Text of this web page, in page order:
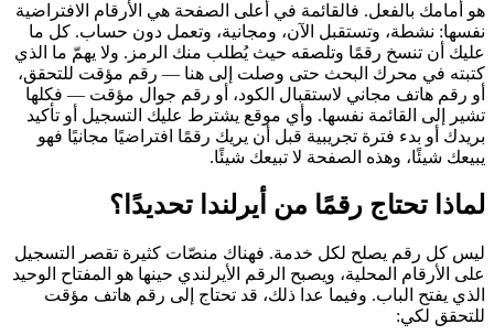
هو أمامك بالفعل. فالقائمة في أعلى الصفحة هي الأرقام الافتراضية
نفسها: نشطة، وتستقبل الآن، ومجانية، وتعمل دون حساب. كل ما
عليك أن تنسخ رقمًا وتلصقه حيث يُطلب منك الرمز. ولا يهمّ ما الذي
كتبته في محرك البحث حتى وصلت إلى هنا — رقم مؤقت للتحقق،
أو رقم هاتف مجاني لاستقبال الكود، أو رقم جوال مؤقت — فكلها
تشير إلى القائمة نفسها. وأي موقع يشترط عليك التسجيل أو تأكيد
بريدك أو بدء فترة تجريبية قبل أن يريك رقمًا افتراضيًا مجانيًا فهو
يبيعك شيئًا، وهذه الصفحة لا تبيعك شيئًا.
لماذا تحتاج رقمًا من أيرلندا تحديدًا؟
ليس كل رقم يصلح لكل خدمة. فهناك منصّات كثيرة تقصر التسجيل
على الأرقام المحلية، ويصبح الرقم الأيرلندي حينها هو المفتاح الوحيد
الذي يفتح الباب. وفيما عدا ذلك، قد تحتاج إلى رقم هاتف مؤقت
للتحقق لكي: